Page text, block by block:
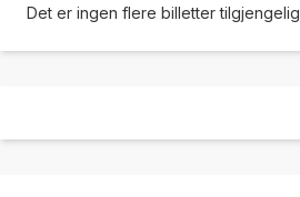
Det er ingen flere billetter tilgjengelig